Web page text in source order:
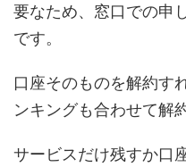
要なため、窓口での申
です。
口座そのものを解約す
ンキングも合わせて解
サービスだけ残すか口